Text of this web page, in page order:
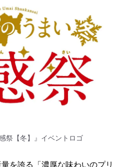
祭【冬】』イベントロゴ
を誇る「濃厚な味わいのプリ